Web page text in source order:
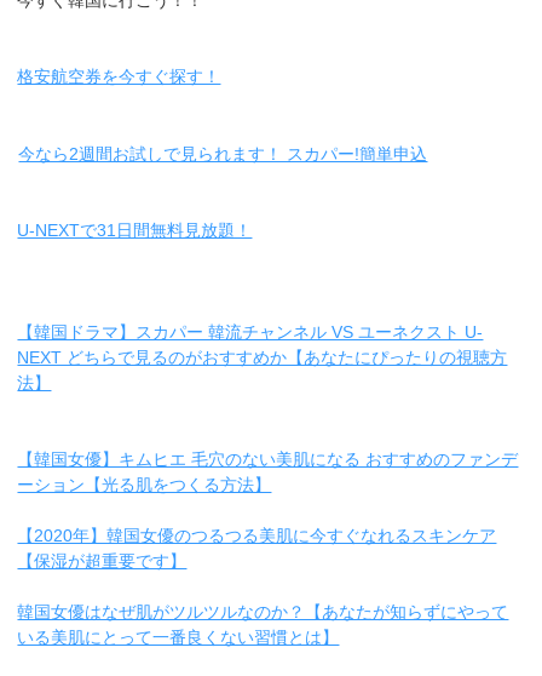
格安航空券を今すぐ探す！
今なら2週間お試しで見られます！ スカパー!簡単申込
U-NEXTで31日間無料見放題！
【韓国ドラマ】スカパー 韓流チャンネル VS ユーネクスト U-
NEXT どちらで見るのがおすすめか【あなたにぴったりの視聴方
法】
【韓国女優】キムヒエ 毛穴のない美肌になる おすすめのファンデ
ーション【光る肌をつくる方法】
【2020年】韓国女優のつるつる美肌に今すぐなれるスキンケア
【保湿が超重要です】
韓国女優はなぜ肌がツルツルなのか？【あなたが知らずにやって
いる美肌にとって一番良くない習慣とは】